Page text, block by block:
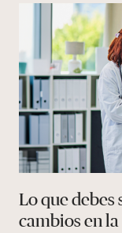
Lo que debes
cambios en